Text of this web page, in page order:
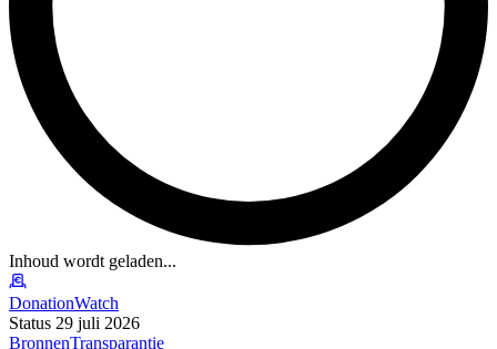
Inhoud wordt geladen...
DonationWatch
Status 29 juli 2026
BronnenTransparantie